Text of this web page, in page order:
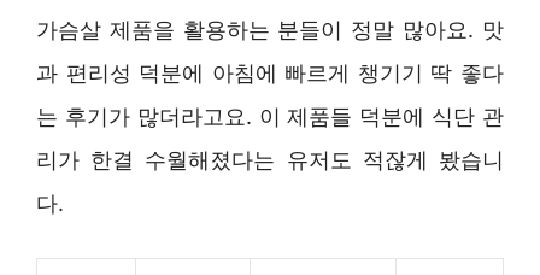
가슴살 제품을 활용하는 분들이 정말 많아요. 맛
과 편리성 덕분에 아침에 빠르게 챙기기 딱 좋다
는 후기가 많더라고요. 이 제품들 덕분에 식단 관
리가 한결 수월해졌다는 유저도 적잖게 봤습니
다.